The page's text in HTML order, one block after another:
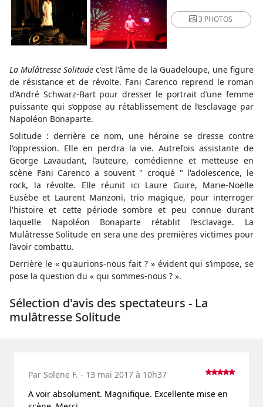
3 PHOTOS
La Mulâtresse Solitude c'est l'âme de la Guadeloupe, une figure
de résistance et de révolte. Fani Carenco reprend le roman
d’André Schwarz-Bart pour dresser le portrait d’une femme
puissante qui s’oppose au rétablissement de l’esclavage par
Napoléon Bonaparte.
Solitude : derrière ce nom, une héroïne se dresse contre
l'oppression. Elle en perdra la vie. Autrefois assistante de
George Lavaudant, l’auteure, comédienne et metteuse en
scène Fani Carenco a souvent " croqué " l'adolescence, le
rock, la révolte. Elle réunit ici Laure Guire, Marie-Noëlle
Eusèbe et Laurent Manzoni, trio magique, pour interroger
l'histoire et cette période sombre et peu connue durant
laquelle Napoléon Bonaparte rétablit l’esclavage. La
Mulâtresse Solitude en sera une des premières victimes pour
l’avoir combattu.
Derrière le « qu'aurions-nous fait ? » évident qui s’impose, se
pose la question du « qui sommes-nous ? ».
Sélection d'avis des spectateurs - La
mulâtresse Solitude
Par Solene F. - 13 mai 2017 à 10h37
A voir absolument. Magnifique. Excellente mise en